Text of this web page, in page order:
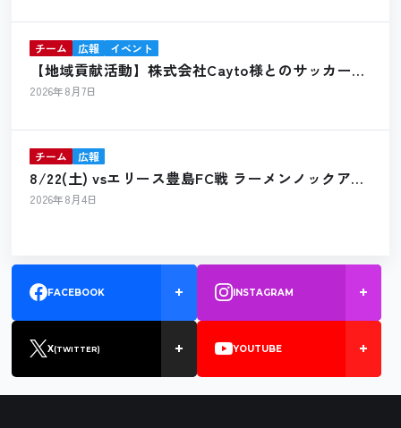
チーム 広報 イベント
【地域貢献活動】株式会社Cayto様とのサッカーボ
ール寄贈のお知らせ
2026年8月7日
チーム 広報
8/22(土) vsエリース豊島FC戦 ラーメンノックアウ
ト出店のお知らせ
2026年8月4日
FACEBOOK INSTAGRAM
X(TWITTER) YOUTUBE